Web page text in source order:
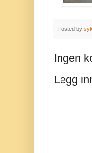
Posted by
Ingen
Legg